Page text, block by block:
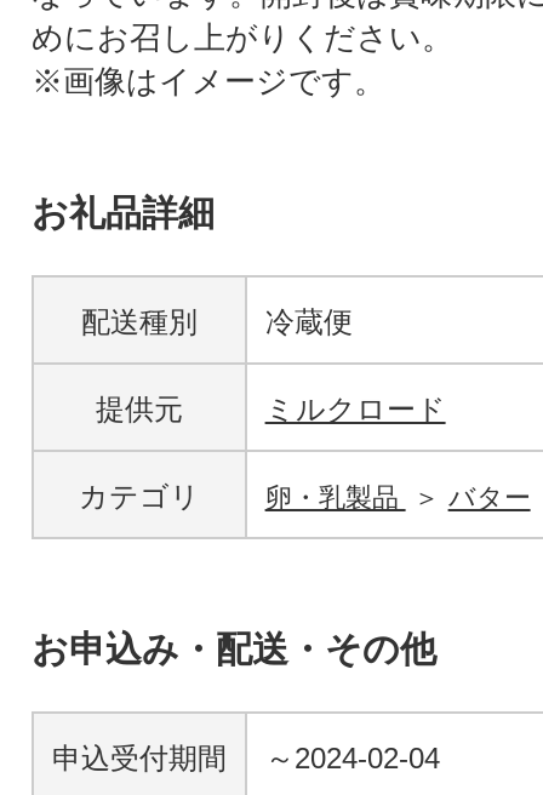
めにお召し上がりください。
※画像はイメージです。
お礼品詳細
配送種別 冷蔵便
提供元 ミルクロード
カテゴリ 卵・乳製品 バター
お申込み・配送・その他
申込受付期間 ～2024-02-04